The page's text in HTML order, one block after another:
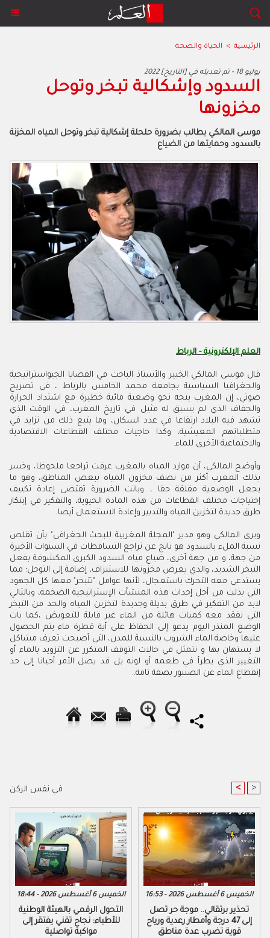
الرئيسية > الحياة والصحة
2022 يوليو 18 - تم تعديله في [التاريخ]
السدود وإشكالية تبخر وتوحل
مخزونها
موسى المالكي يطالب بضرورة حلحلة إشكالية تبخر وتوحل المياه المخزنة
بالسدود وحمايتها من الضياع
العلم الإلكترونية - الرباط
قال موسى المالكي الخبير والأستاذ الباحث في القضايا الجيواستراتيجية
والجغرافيا السياسية بجامعة محمد الخامس بالرباط ، في تصريح
صوتي، إن المغرب يتجه نحو وضعية مائية خطيرة مع اشتداد الحرارة
والجفاف الذي لم يسبق له مثيل في تاريخ المغرب، في الوقت الذي
تشهد فيه البلاد ارتفاعا في عدد السكان، وما يتبع ذلك من تزايد في
متطلباتهم المعيشية، وكذا حاجيات مختلف القطاعات الاقتصادية
والاجتماعية الأخرى للماء.
وأوضح المالكي، أن موارد المياه بالمغرب عرفت تراجعا ملحوظا، وخسر
بذلك المغرب أكثر من نصف مخزون المياه ببعض المناطق، وهو ما
يجعل الوضعية مقلقة حقا ، وباتت الضرورة تقتضي إعادة تكييف
إحتياجات مختلف القطاعات من هذه المادة الحيوية، والتفكير في إبتكار
طرق جديدة لتخزين المياه والتدبير وإعادة الاستعمال أيضا.
ويرى المالكي وهو مدير "المجلة المغربية للبحث الجغرافي" بأن تقلص
نسبة الملء بالسدود هو ناتج عن تراجع التساقطات في السنوات الأخيرة
من جهة، و من جهة أخرى، ضياع مياه السدود الكبرى المكشوفة بفعل
التبخر الشديد، والذي يعرض مخزونها للاستنزاف، إضافة إلى التوحل؛ مما
يستدعي معه التحرك باستعجال، لأنها عوامل "تتبخر" معها كل الجهود
التي بذلت من أجل إحداث هذه المنشآت الإستراتيجية الضخمة، وبالتالي
لابد من التفكير في طرق بديلة وجديدة لتخزين المياه والحد من التبخر
التي نفقد معه كميات هائلة من الماء غير قابلة للتعويض ،كما بات
الوضع المنذر اليوم يدعو إلى الحفاظ على أية قطرة ماء يتم الحصول
عليها وخاصة الماء الشروب بالنسبة للمدن، التي أصبحت تعرف مشاكل
لا يستهان بها و تتمثل في حالات التوقف المتكرر عن التزويد بالماء أو
التغيير الذي يطرأ في طعمه أو لونه بل قد يصل الأمر أحيانا إلى حد
إنقطاع الماء عن الصنبور بصفة تامة..
في نفس الركن < >
الخميس 6 أغسطس 2026 - 18:44
التحول الرقمي بالهيئة الوطنية
للأطباء: نجاح تقني يفتقر إلى
مواكبة تواصلية
الخميس 6 أغسطس 2026 - 16:53
تحذير برتقالي.. موجة حر تصل
إلى 47 درجة وأمطار رعدية ورياح
قوية تضرب عدة مناطق